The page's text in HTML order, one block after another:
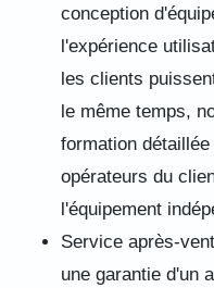
conception
l'expérience
les clients
le même temps,
formation
opérateurs du
l'équipement
Service après-
une garantie d'un